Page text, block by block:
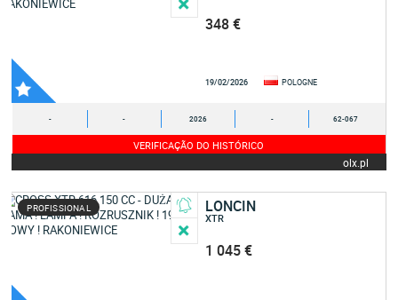
348 €
19/02/2026 POLOGNE
- - 2026 - 62-067
VERIFICAÇÃO DO HISTÓRICO
olx.pl
PROFISSIONAL LONCIN
XTR
1 045 €